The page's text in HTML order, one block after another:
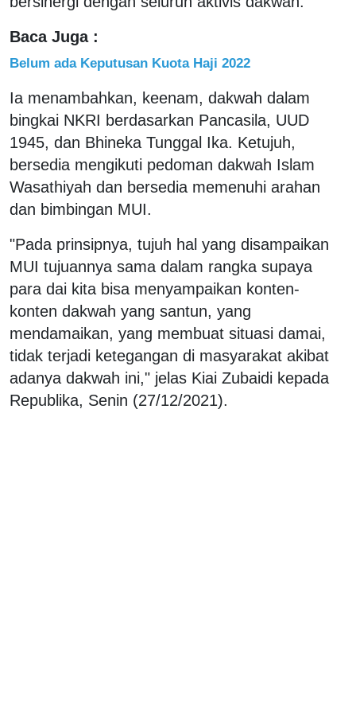
Baca Juga :
Belum ada Keputusan Kuota Haji 2022
Ia menambahkan, keenam, dakwah dalam
bingkai NKRI berdasarkan Pancasila, UUD
1945, dan Bhineka Tunggal Ika. Ketujuh,
bersedia mengikuti pedoman dakwah Islam
Wasathiyah dan bersedia memenuhi arahan
dan bimbingan MUI.
"Pada prinsipnya, tujuh hal yang disampaikan
MUI tujuannya sama dalam rangka supaya
para dai kita bisa menyampaikan konten-
konten dakwah yang santun, yang
mendamaikan, yang membuat situasi damai,
tidak terjadi ketegangan di masyarakat akibat
adanya dakwah ini," jelas Kiai Zubaidi kepada
Republika, Senin (27/12/2021).